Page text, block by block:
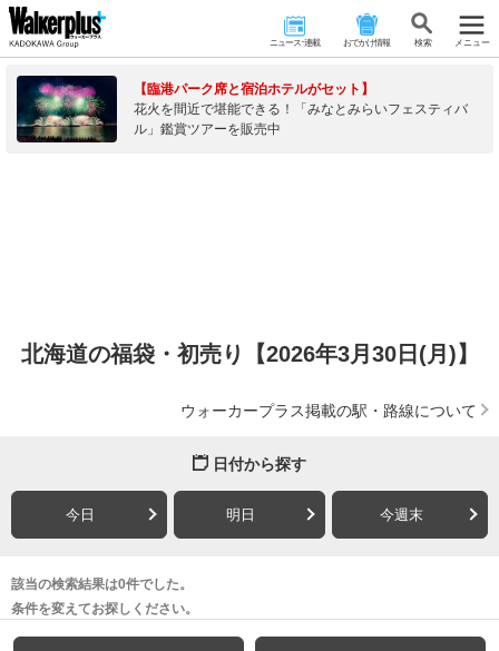
ニュース･連載 おでかけ情報 検 索 メニュー
【臨港パーク席と宿泊ホテルがセット】
花火を間近で堪能できる！「みなとみらいフェスティバ
ル」鑑賞ツアーを販売中
北海道の福袋・初売り【2026年3月30日(月)】
ウォーカープラス掲載の駅・路線について
日付から探す
今日 明日 今週末
該当の検索結果は0件でした。
条件を変えてお探しください。